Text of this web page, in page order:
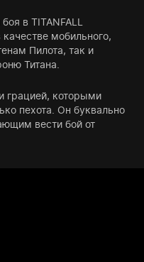
в TITANFALL
мобильного,
Пилота, так и
Титана.
грацией, которыми
пехота. Он буквально
вести бой от